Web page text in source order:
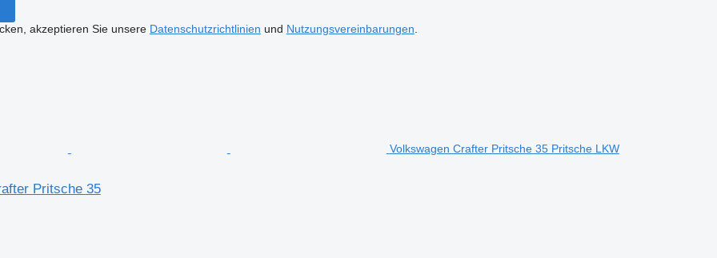
akzeptieren Sie unsere Datenschutzrichtlinien und Nutzungsvereinbarungen
Volkswagen Crafter Pritsche 35 Pritsche LKW
Pritsche 35